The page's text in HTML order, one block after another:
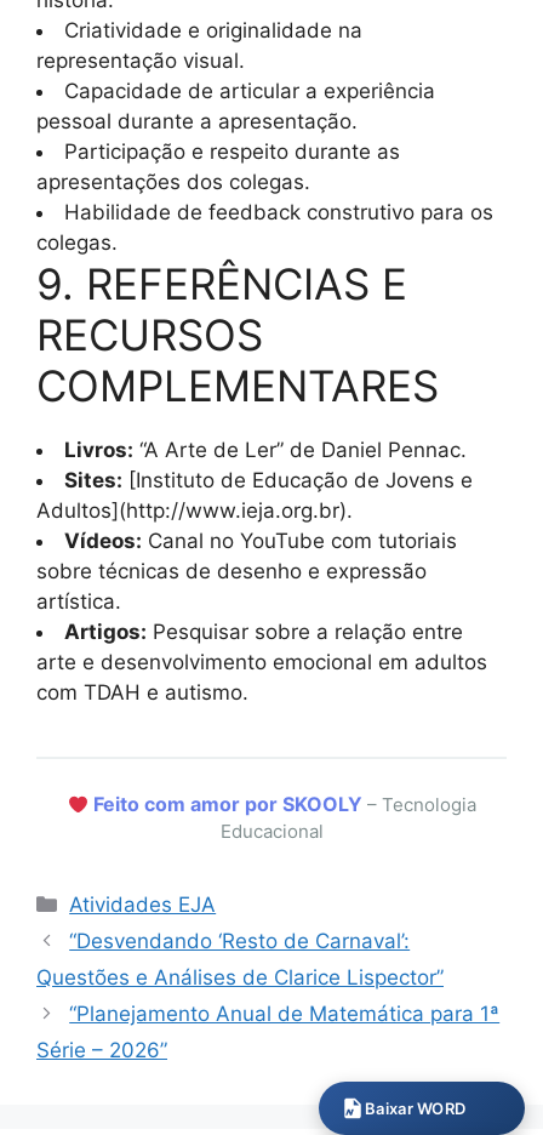
Criatividade e originalidade na
representação visual.
Capacidade de articular a experiência
pessoal durante a apresentação.
Participação e respeito durante as
apresentações dos colegas.
Habilidade de feedback construtivo para os
colegas.
9. REFERÊNCIAS E
RECURSOS
COMPLEMENTARES
Livros: “A Arte de Ler” de Daniel Pennac.
Sites: [Instituto de Educação de Jovens e
Adultos](http://www.ieja.org.br).
Vídeos: Canal no YouTube com tutoriais
sobre técnicas de desenho e expressão
artística.
Artigos: Pesquisar sobre a relação entre
arte e desenvolvimento emocional em adultos
com TDAH e autismo.
Feito com amor por SKOOLY – Tecnologia
Educacional
Categorias
Atividades EJA
“Desvendando ‘Resto de Carnaval’:
Questões e Análises de Clarice Lispector”
“Planejamento Anual de Matemática para 1ª
Série – 2026”
Baixar WORD